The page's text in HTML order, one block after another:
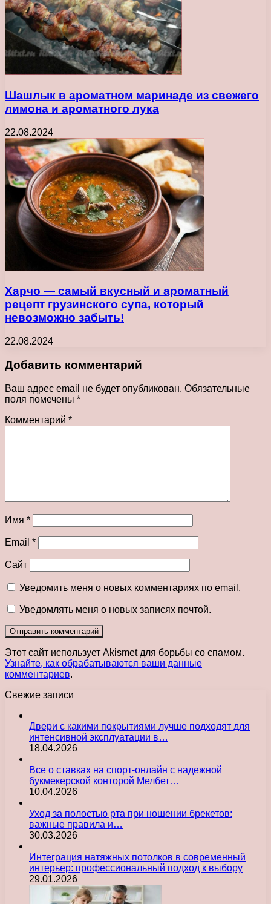
Шашлык в ароматном маринаде из свежего
лимона и ароматного лука
22.08.2024
Харчо — самый вкусный и ароматный
рецепт грузинского супа, который
невозможно забыть!
22.08.2024
Добавить комментарий
Ваш адрес email не будет опубликован. Обязательные
поля помечены *
Комментарий *
Имя *
Email *
Сайт
Уведомить меня о новых комментариях по email.
Уведомлять меня о новых записях почтой.
Этот сайт использует Akismet для борьбы со спамом.
Узнайте, как обрабатываются ваши данные
комментариев.
Свежие записи
Двери с какими покрытиями лучше подходят для
интенсивной эксплуатации в…
18.04.2026
Все о ставках на спорт-онлайн с надежной
букмекерской конторой Мелбет…
10.04.2026
Уход за полостью рта при ношении брекетов:
важные правила и…
30.03.2026
Интеграция натяжных потолков в современный
интерьер: профессиональный подход к выбору
29.01.2026